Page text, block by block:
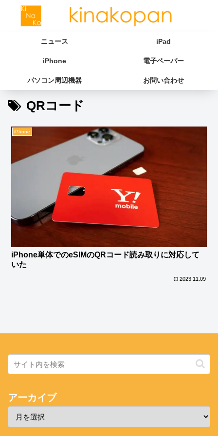
ニュース iPad
iPhone 電子ペーパー
パソコン周辺機器 お問い合わせ
QRコード
iPhone
iPhone単体でのeSIMのQRコード読み取りに対応して
いた
2023.11.09
アーカイブ